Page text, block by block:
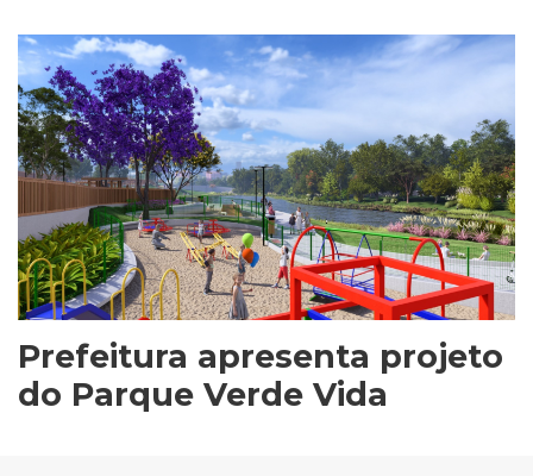
Prefeitura apresenta projeto
do Parque Verde Vida